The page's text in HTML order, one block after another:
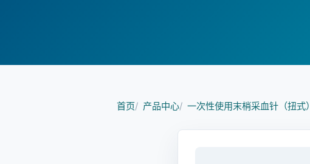
首页 产品中心 一次性使用末梢采血针（扭式）